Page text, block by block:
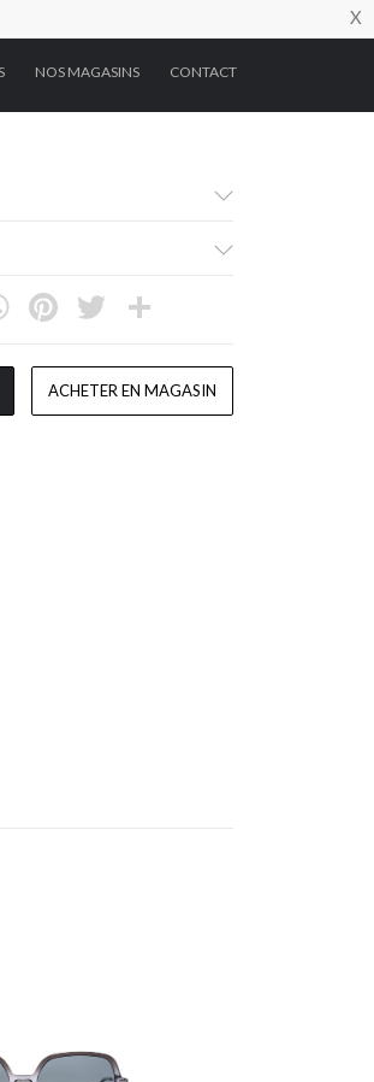
X
NOS MAGASINS CONTACT
WhatsApp
Pinterest
Twitter
ACHETER EN MAGASIN